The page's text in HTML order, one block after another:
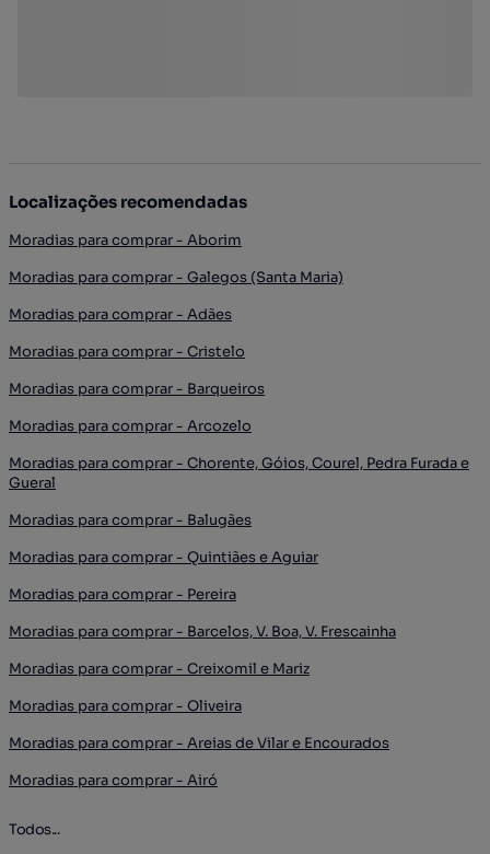
Localizações recomendadas
Moradias para comprar - Aborim
Moradias para comprar - Galegos (Santa Maria)
Moradias para comprar - Adães
Moradias para comprar - Cristelo
Moradias para comprar - Barqueiros
Moradias para comprar - Arcozelo
Moradias para comprar - Chorente, Góios, Courel, Pedra Furada e
Gueral
Moradias para comprar - Balugães
Moradias para comprar - Quintiães e Aguiar
Moradias para comprar - Pereira
Moradias para comprar - Barcelos, V. Boa, V. Frescainha
Moradias para comprar - Creixomil e Mariz
Moradias para comprar - Oliveira
Moradias para comprar - Areias de Vilar e Encourados
Moradias para comprar - Airó
Todos...